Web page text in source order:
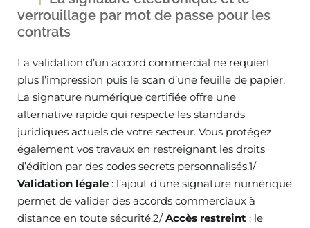
verrouillage par mot de passe pour les
contrats
La validation d’un accord commercial ne requiert
plus l’impression puis le scan d’une feuille de papier.
La signature numérique certifiée offre une
alternative rapide qui respecte les standards
juridiques actuels de votre secteur. Vous protégez
également vos travaux en restreignant les droits
d’édition par des codes secrets personnalisés.1/
Validation légale : l’ajout d’une signature numérique
permet de valider des accords commerciaux à
distance en toute sécurité.2/Accès restreint : le